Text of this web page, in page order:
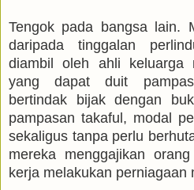
Tengok pada bangsa lain.
daripada tinggalan
diambil oleh ahli keluarga
yang dapat duit
bertindak bijak dengan
pampasan takaful, modal
sekaligus tanpa perlu
mereka menggajikan
kerja melakukan perniagaan